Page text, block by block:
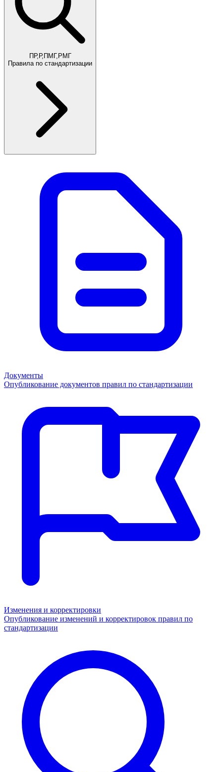
ПР,Р,ПМГ,РМГ
Правила по стандартизации
Документы
Опубликование документов правил по стандартизации
Изменения и корректировки
Опубликование изменений и корректировок правил по
стандартизации